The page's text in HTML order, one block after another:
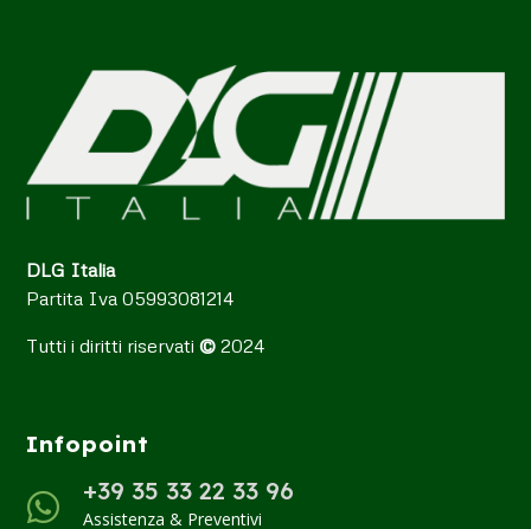
DLG Italia
Partita Iva ‭05993081214‬
Tutti i diritti riservati©2024
Infopoint
 +39 35 33 22 33 96
Assistenza & Preventivi